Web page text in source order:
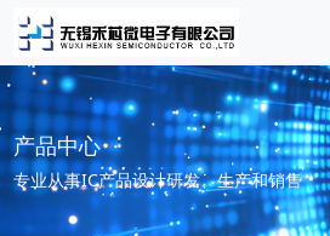
产品中心
专业从事IC产品设计研发、生产和销售